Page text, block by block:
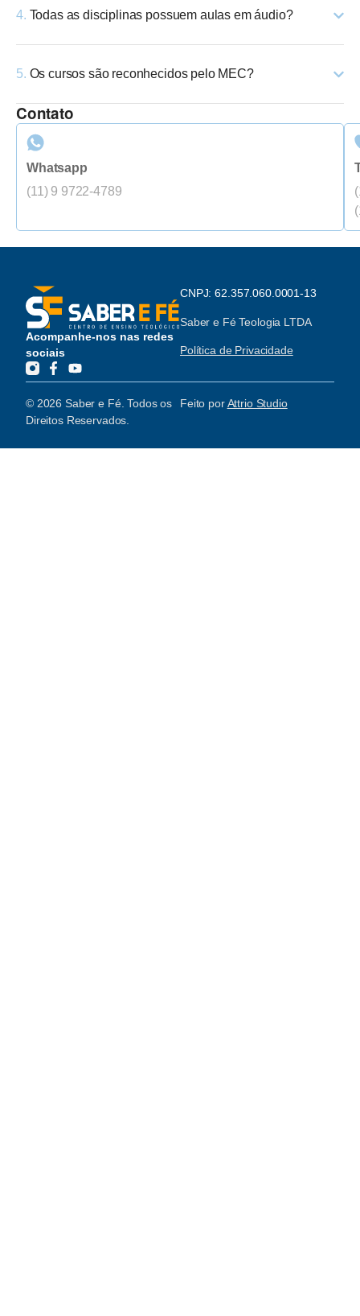
4. Todas as disciplinas possuem aulas em áudio?
5. Os cursos são reconhecidos pelo MEC?
Contato
Whatsapp
(11) 9 9722-4789
Acompanhe-nos nas redes
sociais
CNPJ: 62.357.060.0001-13
Saber e Fé Teologia LTDA
Política de Privacidade
© 2026 Saber e Fé. Todos os
Direitos Reservados.
Feito porAttrio Studio